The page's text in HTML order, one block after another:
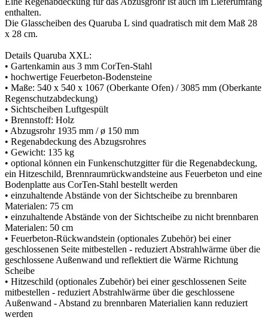
enthalten.
Die Glasscheiben des Quaruba L sind quadratisch mit dem Maß 28
x 28 cm.
Details Quaruba XXL:
• Gartenkamin aus 3 mm CorTen-Stahl
• hochwertige Feuerbeton-Bodensteine
• Maße: 540 x 540 x 1067 (Oberkante Ofen) / 3085 mm (Oberkante
Regenschutzabdeckung)
• Sichtscheiben Luftgespült
• Brennstoff: Holz
• Abzugsrohr 1935 mm / ø 150 mm
• Regenabdeckung des Abzugsrohres
• Gewicht: 135 kg
• optional können ein Funkenschutzgitter für die Regenabdeckung,
ein Hitzeschild, Brennraumrückwandsteine aus Feuerbeton und eine
Bodenplatte aus CorTen-Stahl bestellt werden
• einzuhaltende Abstände von der Sichtscheibe zu brennbaren
Materialen: 75 cm
• einzuhaltende Abstände von der Sichtscheibe zu nicht brennbaren
Materialen: 50 cm
• Feuerbeton-Rückwandstein (optionales Zubehör) bei einer
geschlossenen Seite mitbestellen - reduziert Abstrahlwärme über die
geschlossene Außenwand und reflektiert die Wärme Richtung
Scheibe
• Hitzeschild (optionales Zubehör) bei einer geschlossenen Seite
mitbestellen - reduziert Abstrahlwärme über die geschlossene
Außenwand - Abstand zu brennbaren Materialien kann reduziert
werden